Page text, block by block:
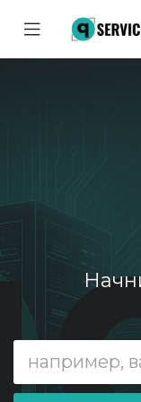
Mobile
Menu